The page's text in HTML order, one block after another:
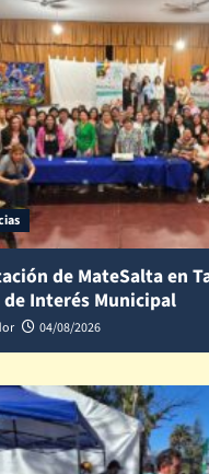
de MateSalta en
Interés Municipal
04/08/2026